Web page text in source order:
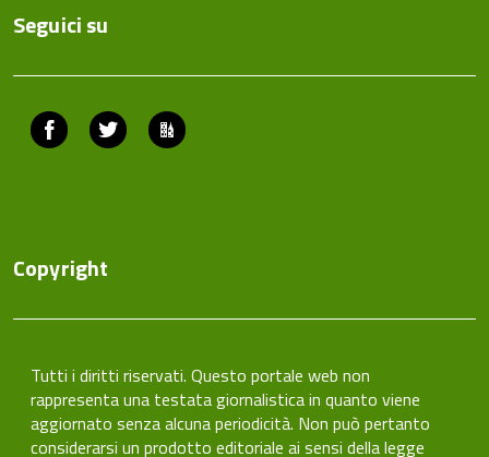
Seguici su
Facebook Twitter
Copyright
Tutti i diritti riservati. Questo portale web non
rappresenta una testata giornalistica in quanto viene
aggiornato senza alcuna periodicità. Non può pertanto
considerarsi un prodotto editoriale ai sensi della legge